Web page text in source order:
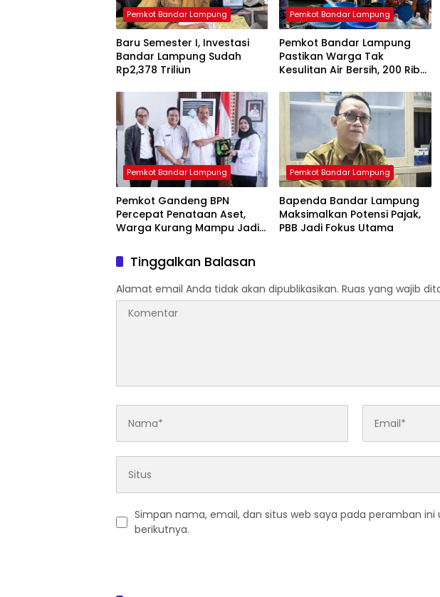
Pemkot Bandar Lampung
Baru Semester I, Investasi
Bandar Lampung Sudah
Rp2,378 Triliun
Pemkot Bandar Lampung
Pemkot Bandar Lampung
Pastikan Warga Tak
Kesulitan Air Bersih, 200 Ribu
Pemkot Bandar Lampung
Pemkot Gandeng BPN
Percepat Penataan Aset,
Warga Kurang Mampu Jadi
Pemkot Bandar Lampung
Bapenda Bandar Lampung
Maksimalkan Potensi Pajak,
PBB Jadi Fokus Utama
Tinggalkan Balasan
Alamat email Anda tidak akan dipublikasikan. Ruas yang wajib
Simpan nama, email, dan situs web saya pada peramban
berikutnya.